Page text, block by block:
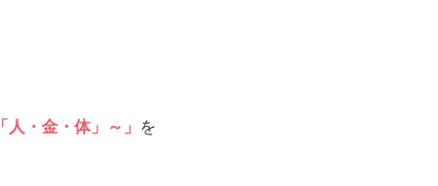
・金・体」～」 を